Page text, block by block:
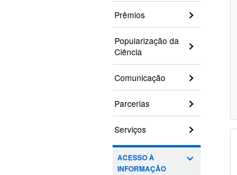
Prêmios
Popularização da
Ciência
Comunicação
Parcerias
Serviços
ACESSO À
INFORMAÇÃO